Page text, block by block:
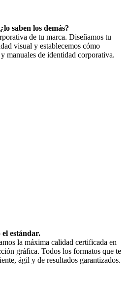
saben los demás?
de tu marca. Diseñamos tu
visual y establecemos cómo
manuales de identidad corporativa.
estándar.
la máxima calidad certificada en
gráfica. Todos los formatos que te
ágil y de resultados garantizados.